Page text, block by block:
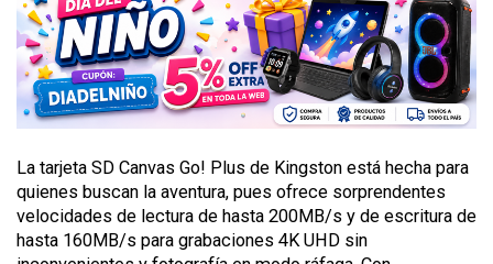
La tarjeta SD Canvas Go! Plus de Kingston está hecha para
quienes buscan la aventura, pues ofrece sorprendentes
velocidades de lectura de hasta 200MB/s y de escritura de
hasta 160MB/s para grabaciones 4K UHD sin